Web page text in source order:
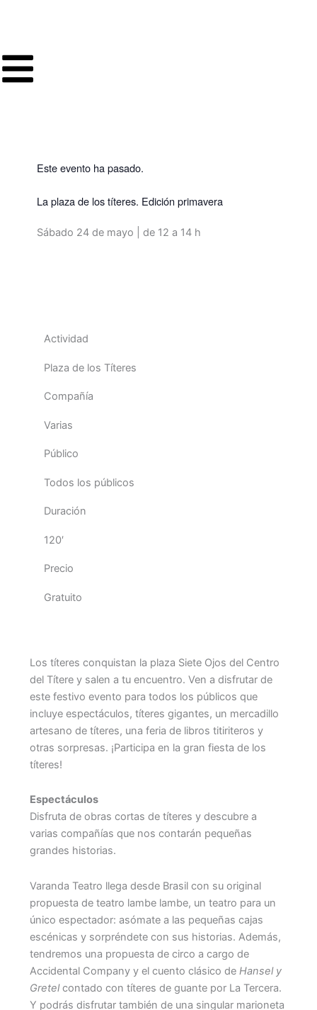
Este evento ha pasado.
La plaza de los títeres. Edición primavera
Sábado 24 de mayo | de 12 a 14 h
Actividad
Plaza de los Títeres
Compañía
Varias
Público
Todos los públicos
Duración
120′
Precio
Gratuito
Los títeres conquistan la plaza Siete Ojos del Centro
del Títere y salen a tu encuentro. Ven a disfrutar de
este festivo evento para todos los públicos que
incluye espectáculos, títeres gigantes, un mercadillo
artesano de títeres, una feria de libros titiriteros y
otras sorpresas. ¡Participa en la gran fiesta de los
títeres!
Espectáculos
Disfruta de obras cortas de títeres y descubre a
varias compañías que nos contarán pequeñas
grandes historias.
Varanda Teatro llega desde Brasil con su original
propuesta de teatro lambe lambe, un teatro para un
único espectador: asómate a las pequeñas cajas
escénicas y sorpréndete con sus historias. Además,
tendremos una propuesta de circo a cargo de
Accidental Company y el cuento clásico deHansel y
Gretelcontado con títeres de guante por La Tercera.
Y podrás disfrutar también de una singular marioneta